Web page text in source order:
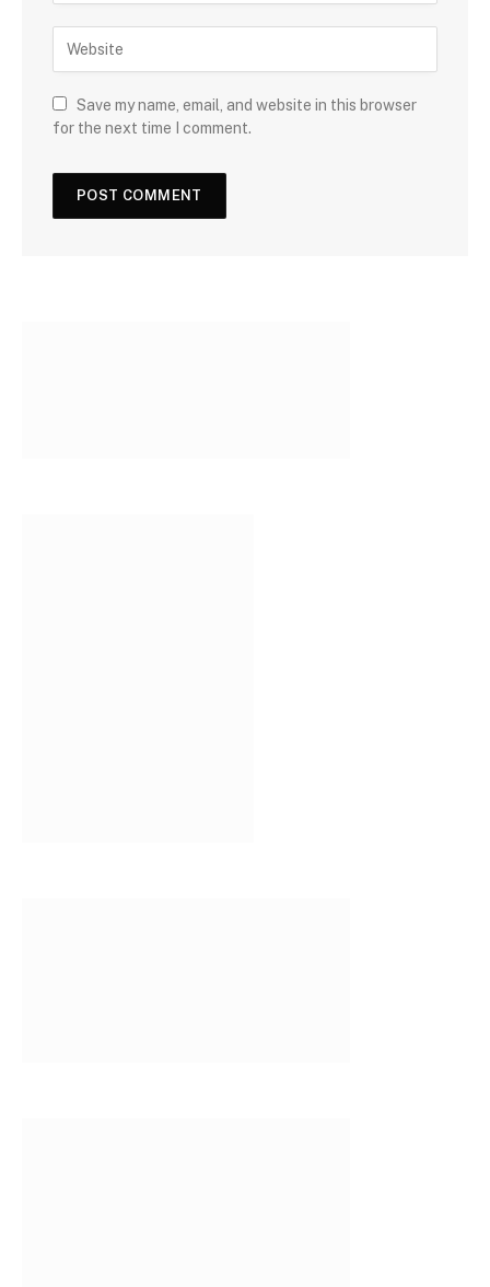
Save my name, email, and website in this browser
for the next time I comment.